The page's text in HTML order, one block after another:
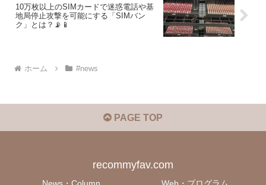
10万枚以上のSIMカードで迷惑電話や基
地局停止攻撃を可能にする「SIMバン
ク」とは？📡📱
ホーム #news
PAGE TOP
recommyfav.com